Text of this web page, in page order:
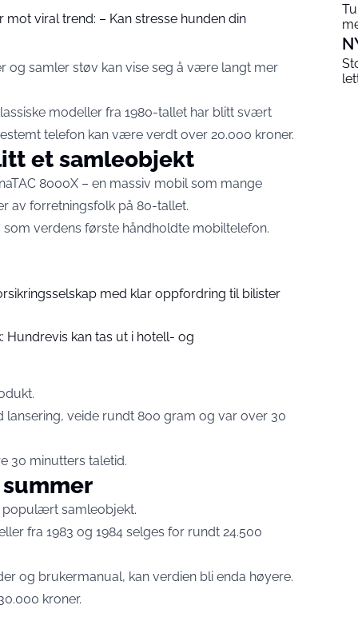
mot viral trend: – Kan stresse hunden din
og samler støv kan vise seg å være langt mer
modeller fra 1980-tallet har blitt svært
telefon kan være verdt over 20.000 kroner.
et samleobjekt
8000X – en massiv mobil som mange
av forretningsfolk på 80-tallet.
verdens første håndholdte mobiltelefon.
med klar oppfordring til bilister
Hundrevis kan tas ut i hotell- og
lansering, veide rundt 800 gram og var over 30
30 minutters taletid.
populært samleobjekt.
fra 1983 og 1984 selges for rundt 24.500
og brukermanual, kan verdien bli enda høyere.
kroner.